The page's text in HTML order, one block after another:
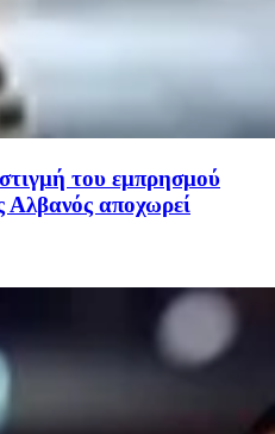
του εμπρησμού
Αλβανός αποχωρεί